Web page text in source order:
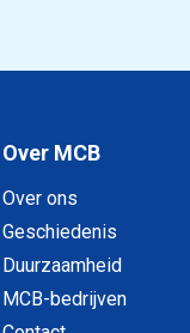
Over MCB
Over ons
Geschiedenis
Duurzaamheid
MCB-bedrijven